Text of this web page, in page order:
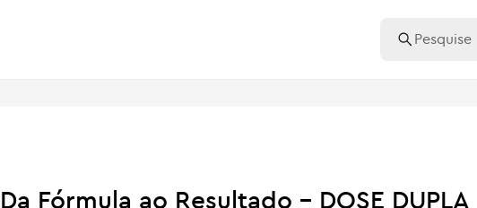
Da Fórmula ao Resultado - DOSE DUPLA